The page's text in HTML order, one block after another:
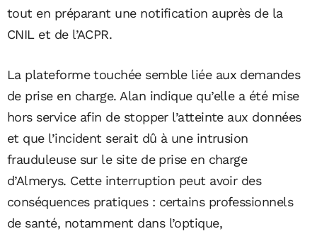
tout en préparant une notification auprès de la
CNIL et de l’ACPR.
La plateforme touchée semble liée aux demandes
de prise en charge. Alan indique qu’elle a été mise
hors service afin de stopper l’atteinte aux données
et que l’incident serait dû à une intrusion
frauduleuse sur le site de prise en charge
d’Almerys. Cette interruption peut avoir des
conséquences pratiques : certains professionnels
de santé, notamment dans l’optique,